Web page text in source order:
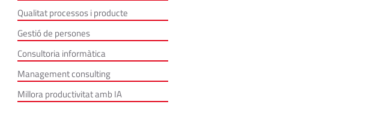
Qualitat processos i producte
Gestió de persones
Consultoria informàtica
Management consulting
Millora productivitat amb IA